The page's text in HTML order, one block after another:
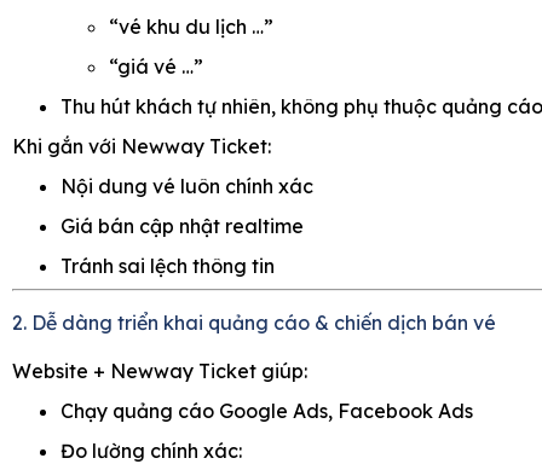
“vé khu du lịch …”
“giá vé …”
Thu hút khách tự nhiên, không phụ thuộc quảng cáo
Khi gắn với Newway Ticket:
Nội dung vé luôn chính xác
Giá bán cập nhật realtime
Tránh sai lệch thông tin
2. Dễ dàng triển khai quảng cáo & chiến dịch bán vé
Website + Newway Ticket giúp:
Chạy quảng cáo Google Ads, Facebook Ads
Đo lường chính xác: